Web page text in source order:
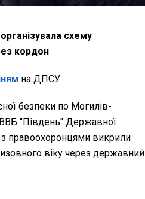
схему
кордон
на ДПСУ.
безпеки по Могилів-
"Південь" Державної
з правоохоронцями викрили
віку через державний